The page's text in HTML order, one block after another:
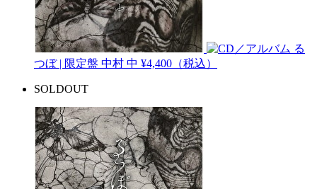
る
つぼ | 限定盤 中村 中 ¥4,400（税込）
SOLDOUT